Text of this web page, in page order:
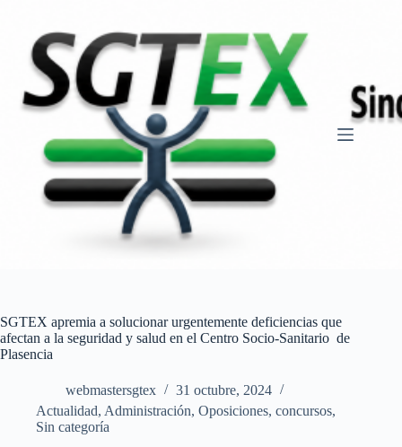
contenido
SGTEX apremia a solucionar urgentemente deficiencias que
afectan a la seguridad y salud en el Centro Socio-Sanitario de
Plasencia
webmastersgtex
31 octubre, 2024
Actualidad, Administración, Oposiciones, concursos,
Sin categoría